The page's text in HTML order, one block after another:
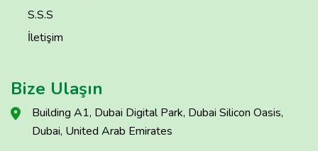
S.S.S
İletişim
Bize Ulaşın
Building A1, Dubai Digital Park, Dubai Silicon Oasis,
Dubai, United Arab Emirates